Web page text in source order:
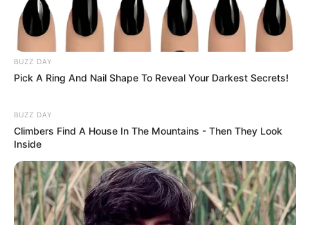
Quotes
Kamu akan tumbuh dengan indah dengan caramu
dipenuhi dengan rasa syukur
Foto – foto Davina Karamoy
1. Pakai hijab, auranya langsung terpancar
BUZZ DAY
Pick A Ring And Nail Shape To Reveal Your Darkest Secrets!
BUZZ DAY
Climbers Find A House In The Mountains - Then They Look
Inside